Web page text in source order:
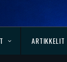
ARTIKKELIT